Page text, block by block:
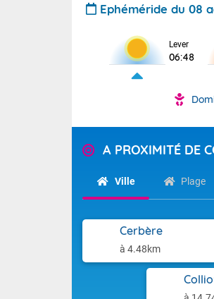
Ephéméride du 08
Lever
06:48
A PROXIMITÉ DE
Ville Plage
Cerbère
à 4.48km